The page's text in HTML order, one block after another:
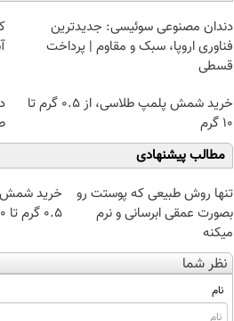
دندان مصنوعی سوئیسی: جدیدترین
فناوری اروپا، سبک و مقاوم | پرداخت
قسطی
خرید شمش پلمپ طلاسی، از ۰.۵ گرم تا
۱۰ گرم
مطالب پیشنهادی
تنها روش طبیعی که پوستت رو
بصورت عمقی ابرسانی و نرم
میکنه
خرید شمش
۰.۵ گرم تا ۱۰ گرم
نظر شما
نام